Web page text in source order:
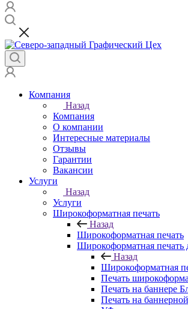
Компания
Назад
Компания
О компании
Интересные материалы
Отзывы
Гарантии
Вакансии
Услуги
Назад
Услуги
Широкоформатная печать
Назад
Широкоформатная печать
Широкоформатная печать
Назад
Широкоформатная
Печать
Печать на баннере
Печать на